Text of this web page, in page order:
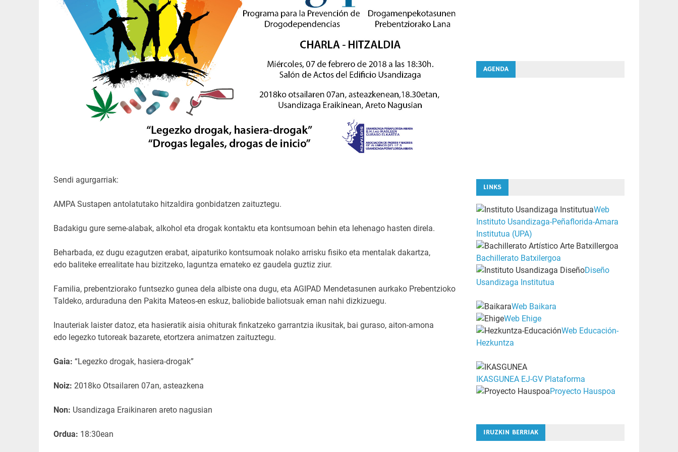
Sendi agurgarriak:
AMPA Sustapen antolatutako hitzaldira gonbidatzen zaituztegu.
Badakigu gure seme-alabak, alkohol eta drogak kontaktu eta kontsumoan behin eta lehenago hasten direla.
Beharbada, ez dugu ezagutzen erabat, aipaturiko kontsumoak nolako arrisku fisiko eta mentalak dakartza,
edo baliteke errealitate hau bizitzeko, laguntza emateko ez gaudela guztiz ziur.
Familia, prebentziorako funtsezko gunea dela albiste ona dugu, eta AGIPAD Mendetasunen aurkako Prebentzioko
Taldeko, arduraduna den Pakita Mateos-en eskuz, baliobide baliotsuak eman nahi dizkizuegu.
Inauteriak laister datoz, eta hasieratik aisia ohiturak finkatzeko garrantzia ikusitak, bai guraso, aiton-amona
edo legezko tutoreak bazarete, etortzera animatzen zaituztegu.
Gaia: “Legezko drogak, hasiera-drogak”
Noiz: 2018ko Otsailaren 07an, asteazkena
Non: Usandizaga Eraikinaren areto nagusian
Ordua: 18:30ean
AGENDA
LINKS
Web
Instituto Usandizaga-Peñaflorida-Amara
Institutua (UPA)
Bachillerato Batxilergoa
Diseño
Usandizaga Institutua
Web Baikara
Web Ehige
Web Educación-
Hezkuntza
IKASGUNEA EJ-GV Plataforma
Proyecto Hauspoa
IRUZKIN BERRIAK